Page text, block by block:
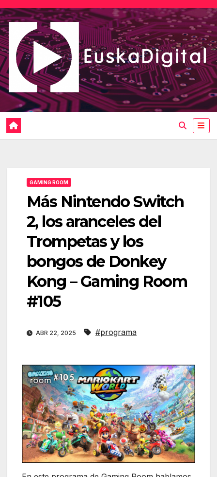
Saltar
al
contenido
GAMING ROOM
Más Nintendo Switch
2, los aranceles del
Trompetas y los
bongos de Donkey
Kong – Gaming Room
#105
ABR 22, 2025 #programa